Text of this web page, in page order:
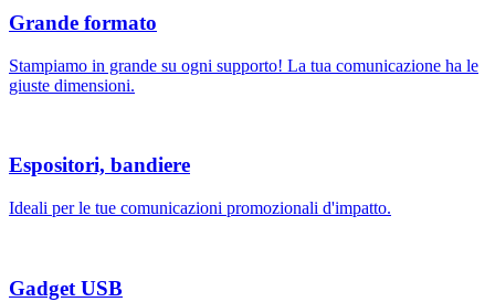
Grande formato
Stampiamo in grande su ogni supporto! La tua comunicazione ha le
giuste dimensioni.
Espositori, bandiere
Ideali per le tue comunicazioni promozionali d'impatto.
Gadget USB